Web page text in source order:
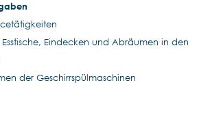
Eindecken und Abräumen in den
der Geschirrspülmaschinen